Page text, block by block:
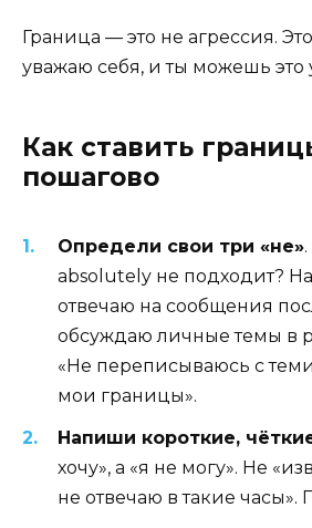
Граница — это не агрессия. Это
уважаю себя, и ты можешь это
Как ставить
пошагово
Определи свои три «не»
absolutely не подходит?
отвечаю на сообщения
обсуждаю личные темы в
«Не переписываюсь с
мои границы».
Напиши короткие,
хочу», а «я не могу». Не
не отвечаю в такие